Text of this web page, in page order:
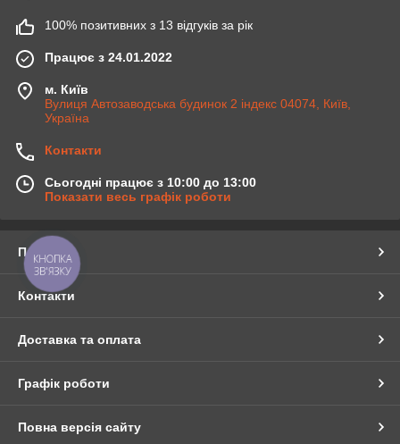
100% позитивних з 13 відгуків за рік
Працює з 24.01.2022
м. Київ
Вулиця Автозаводська будинок 2 індекс 04074, Київ,
Україна
Контакти
Сьогодні працює з 10:00 до 13:00
Показати весь графік роботи
Про нас
Контакти
Доставка та оплата
Графік роботи
Повна версія сайту
КНОПКА
ЗВ'ЯЗКУ